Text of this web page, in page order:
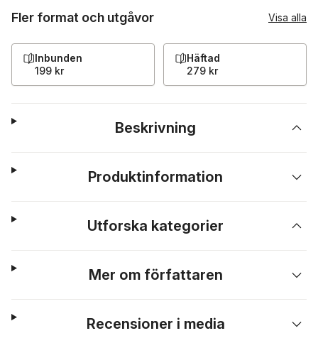
Fler format och utgåvor Visa alla
Inbunden
199 kr
Häftad
279 kr
Beskrivning
Produktinformation
Utforska kategorier
Mer om författaren
Recensioner i media